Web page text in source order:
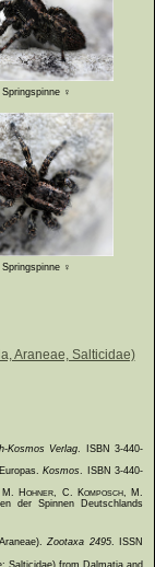
Springspinne ♀
Springspinne ♀
Araneae, Salticidae)
Kosmos Verlag. ISBN 3-440-
Kosmos. ISBN 3-440-
Hohner, C. Komposch, M.
der Spinnen Deutschlands
Zootaxa 2495. ISSN
Salticidae) from Dalmatia and